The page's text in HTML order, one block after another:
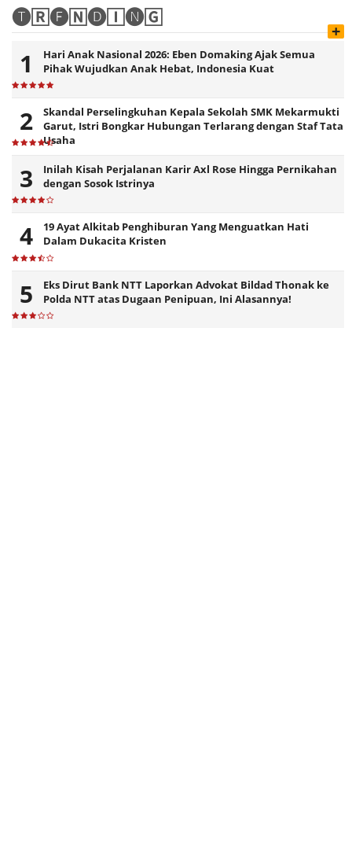
🅣🅁🅔🄽🅓🄸🅝🄶
+
Hari Anak Nasional 2026: Eben Domaking Ajak Semua
Pihak Wujudkan Anak Hebat, Indonesia Kuat
Skandal Perselingkuhan Kepala Sekolah SMK Mekarmukti
Garut, Istri Bongkar Hubungan Terlarang dengan Staf Tata
Usaha
Inilah Kisah Perjalanan Karir Axl Rose Hingga Pernikahan
dengan Sosok Istrinya
19 Ayat Alkitab Penghiburan Yang Menguatkan Hati
Dalam Dukacita Kristen
Eks Dirut Bank NTT Laporkan Advokat Bildad Thonak ke
Polda NTT atas Dugaan Penipuan, Ini Alasannya!